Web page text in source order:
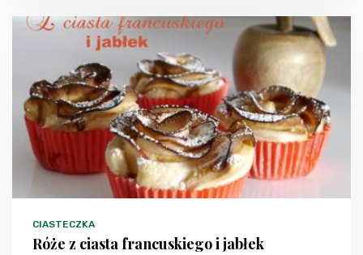
CIASTECZKA
Róże z ciasta francuskiego i jabłek